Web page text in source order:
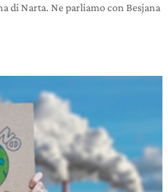
di Narta. Ne parliamo con Besjana